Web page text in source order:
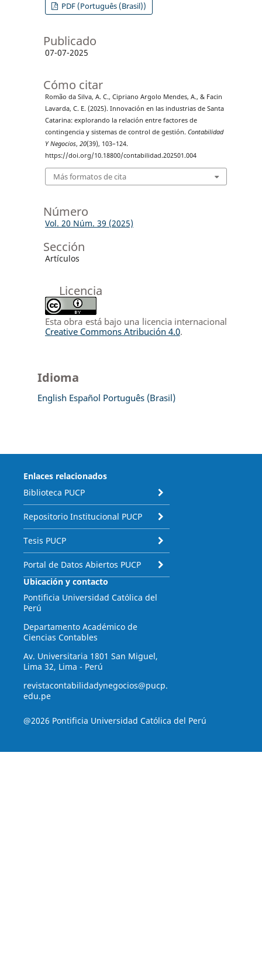
PDF (Português (Brasil))
Publicado
07-07-2025
Cómo citar
Romão da Silva, A. C., Cipriano Argolo Mendes, A., & Facin
Lavarda, C. E. (2025). Innovación en las industrias de Santa
Catarina: explorando la relación entre factores de
contingencia y sistemas de control de gestión. Contabilidad
Y Negocios, 20(39), 103–124.
https://doi.org/10.18800/contabilidad.202501.004
Más formatos de cita
Número
Vol. 20 Núm. 39 (2025)
Sección
Artículos
Licencia
Esta obra está bajo una licencia internacional
Creative Commons Atribución 4.0.
Idioma
English Español Português (Brasil)
Enlaces relacionados
Biblioteca PUCP
Repositorio Institucional PUCP
Tesis PUCP
Portal de Datos Abiertos PUCP
Ubicación y contacto
Pontificia Universidad Católica del
Perú
Departamento Académico de
Ciencias Contables
Av. Universitaria 1801 San Miguel,
Lima 32, Lima - Perú
revistacontabilidadynegocios@pucp.
edu.pe
@2026 Pontificia Universidad Católica del Perú